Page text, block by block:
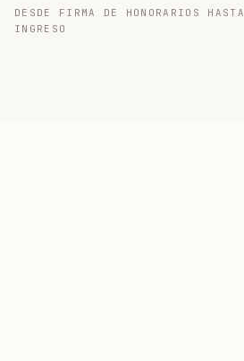
DESDE FIRMA DE HONORARIOS HASTA
INGRESO